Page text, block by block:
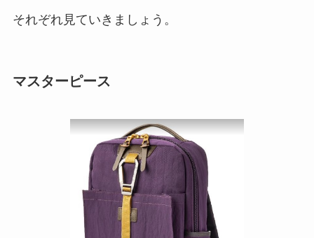
それぞれ見ていきましょう。
マスターピース